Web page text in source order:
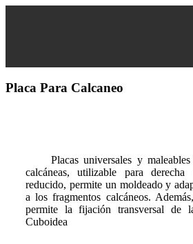
Placa Para Calcaneo
Placas universales y maleables
calcáneas, utilizable para
reducido, permite un moldeado y
a los fragmentos calcáneos.
permite la fijación transversal de
Cuboidea